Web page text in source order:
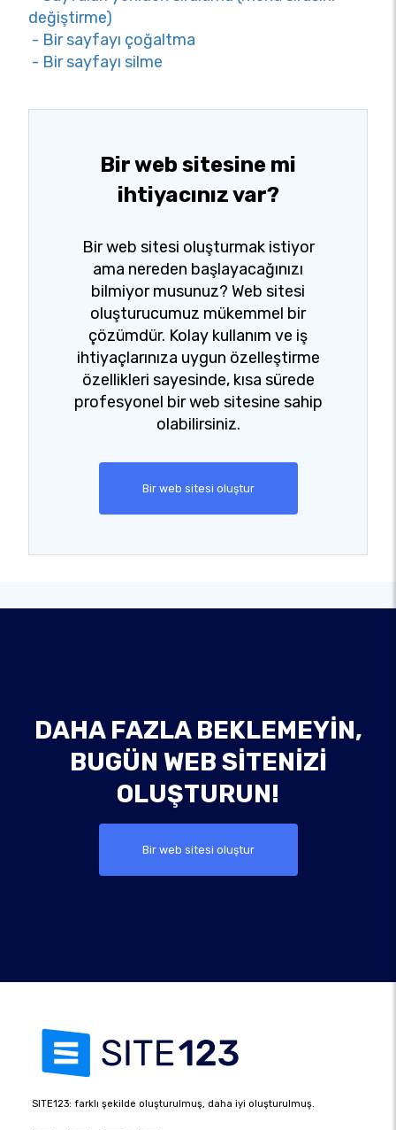
değiştirme)
- Bir sayfayı çoğaltma
- Bir sayfayı silme
Bir web sitesine mi
ihtiyacınız var?
Bir web sitesi oluşturmak istiyor
ama nereden başlayacağınızı
bilmiyor musunuz? Web sitesi
oluşturucumuz mükemmel bir
çözümdür. Kolay kullanım ve iş
ihtiyaçlarınıza uygun özelleştirme
özellikleri sayesinde, kısa sürede
profesyonel bir web sitesine sahip
olabilirsiniz.
Bir web sitesi oluştur
DAHA FAZLA BEKLEMEYIN,
BUGÜN WEB SITENIZI
OLUŞTURUN!
Bir web sitesi oluştur
SITE123: farklı şekilde oluşturulmuş, daha iyi oluşturulmuş.